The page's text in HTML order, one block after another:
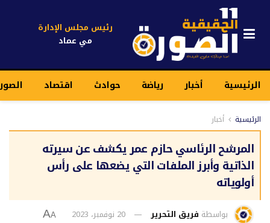
رئيس مجلس الإدارة
مي عماد
الرئيسية أخبار رياضة حوادث اقتصاد
الرئيسية أخبار
المرشح الرئاسي حازم عمر يكشف عن سيرته
الذاتية وأبرز الملفات التي يضعها على رأس
أولوياته
بواسطة فريق التحرير 20 نوفمبر، 2023 A
A